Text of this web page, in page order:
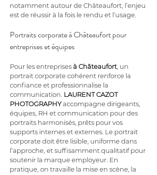
notamment autour de Châteaufort, l’enjeu
est de réussir à la fois le rendu et l’usage.
Portraits corporate à Châteaufort pour
entreprises et équipes
Pour les entreprises à Châteaufort , un
portrait corporate cohérent renforce la
confiance et professionnalise la
communication. LAURENT CAZOT
PHOTOGRAPHY accompagne dirigeants,
équipes, RH et communication pour des
portraits harmonisés, prêts pour vos
supports internes et externes. Le portrait
corporate doit être lisible, uniforme dans
l’approche, et suffisamment qualitatif pour
soutenir la marque employeur. En
pratique, on travaille la mise en scène, la